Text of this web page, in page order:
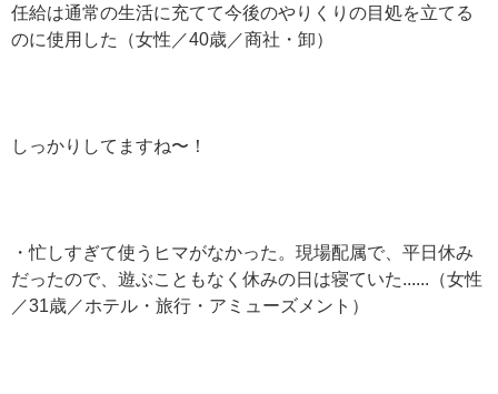
任給は通常の生活に充てて今後のやりくりの目処を立てる
のに使用した（女性／40歳／商社・卸）
しっかりしてますね〜！
・忙しすぎて使うヒマがなかった。現場配属で、平日休み
だったので、遊ぶこともなく休みの日は寝ていた......（女性
／31歳／ホテル・旅行・アミューズメント）